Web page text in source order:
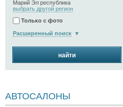
Марий Эл республика
выбрать другой регион
Только с фото
Расширенный поиск
найти
АВТОСАЛОНЫ